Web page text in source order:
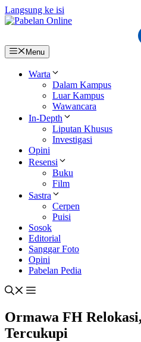
Langsung ke isi
Menu
Warta
Dalam Kampus
Luar Kampus
Wawancara
In-Depth
Liputan Khusus
Investigasi
Opini
Resensi
Buku
Film
Sastra
Cerpen
Puisi
Sosok
Editorial
Sanggar Foto
Opini
Pabelan Pedia
Ormawa FH
Tercukupi